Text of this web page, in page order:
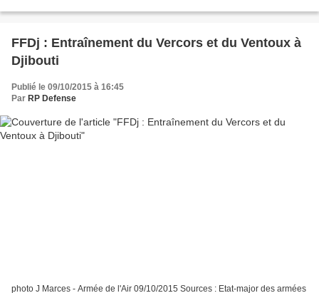
FFDj : Entraînement du Vercors et du Ventoux à
Djibouti
Publié le 09/10/2015 à 16:45
Par RP Defense
photo J Marces - Armée de l'Air 09/10/2015 Sources : Etat-major des armées